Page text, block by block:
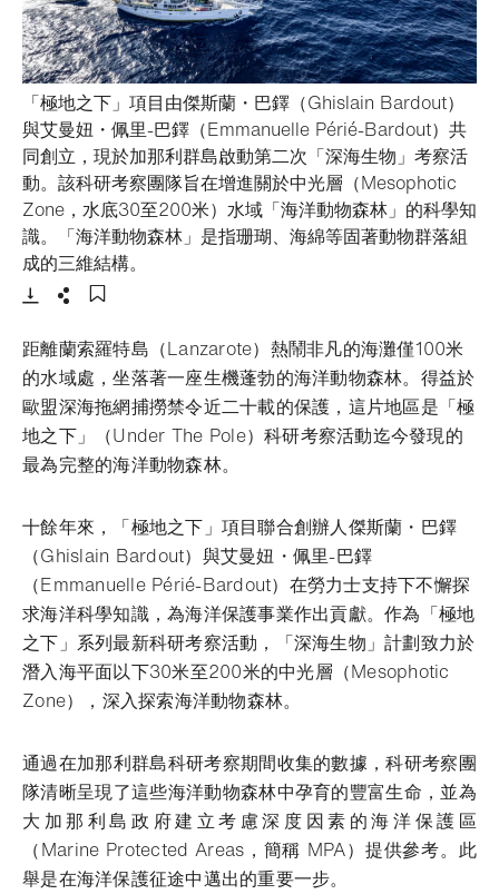
「極地之下」項目由傑斯蘭・巴鐸（Ghislain Bardout）
與艾曼妞・佩里-巴鐸（Emmanuelle Périé-Bardout）共
同創立，現於加那利群島啟動第二次「深海生物」考察活
動。該科研考察團隊旨在增進關於中光層（Mesophotic
Zone，水底30至200米）水域「海洋動物森林」的科學知
識。「海洋動物森林」是指珊瑚、海綿等固著動物群落組
成的三維結構。
距離蘭索羅特島（Lanzarote）熱鬧非凡的海灘僅100米
的水域處，坐落著一座生機蓬勃的海洋動物森林。得益於
歐盟深海拖網捕撈禁令近二十載的保護，這片地區是「極
地之下」（Under The Pole）科研考察活動迄今發現的
最為完整的海洋動物森林。
十餘年來，「極地之下」項目聯合創辦人傑斯蘭・巴鐸
（Ghislain Bardout）與艾曼妞・佩里-巴鐸
（Emmanuelle Périé-Bardout）在勞力士支持下不懈探
求海洋科學知識，為海洋保護事業作出貢獻。作為「極地
之下」系列最新科研考察活動，「深海生物」計劃致力於
潛入海平面以下30米至200米的中光層（Mesophotic
Zone），深入探索海洋動物森林。
通過在加那利群島科研考察期間收集的數據，科研考察團
隊清晰呈現了這些海洋動物森林中孕育的豐富生命，並為
大加那利島政府建立考慮深度因素的海洋保護區
（Marine Protected Areas，簡稱 MPA）提供參考。此
舉是在海洋保護征途中邁出的重要一步。